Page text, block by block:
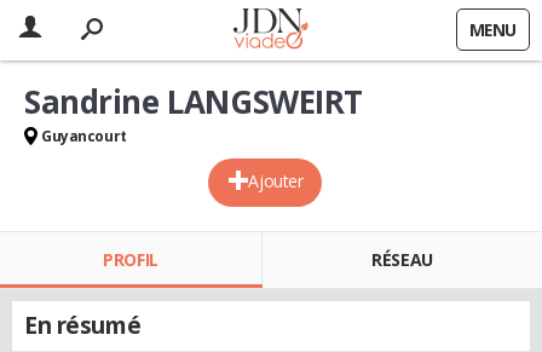
MENU
Ajouter
Sandrine LANGSWEIRT
Guyancourt
PROFIL RÉSEAU
En résumé